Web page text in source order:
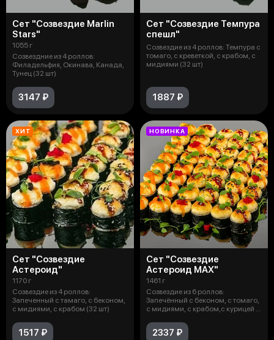
Сет "Созвездие Marlin
Stars"
1055 г
Созвездние из 4 роллов:
Филадельфия, Окинава, Канада,
Тунец (32 шт)
3147 ₽
Сет "Созвездие Темпура
спешл"
Созвездие из 4 роллов: Темпура с
томаго, с креветкой, с крабом, c
мидиями (32 шт)
1887 ₽
ХИТ
Сет "Созвездие
Астероид"
1170 г
Созвездие из 4 роллов:
Запеченный с тамаго, с беконом,
с мидиями, с крабом (32 шт)
1517 ₽
НОВИНКА
Сет "Созвездие
Астероид MAX"
1461 г
Созвездие из 6 роллов:
Запечённый с беконом, с томаго,
с мидиями, с крабом,с курицей х/
2337 ₽